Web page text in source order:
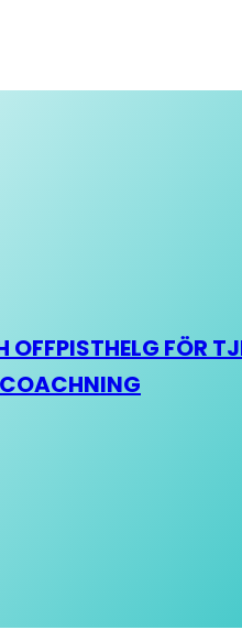
FÖR